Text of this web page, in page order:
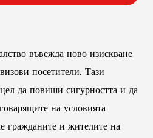
въвежда ново изискване
посетители. Тази
да повиши сигурността и да
на условията
гражданите и жителите на